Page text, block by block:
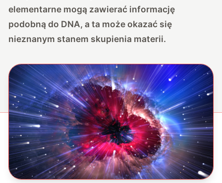
elementarne mogą zawierać informację
podobną do DNA, a ta może okazać się
nieznanym stanem skupienia materii.